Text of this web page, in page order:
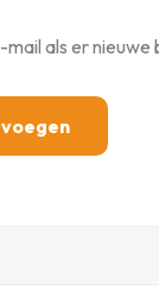
mail als er nieuwe